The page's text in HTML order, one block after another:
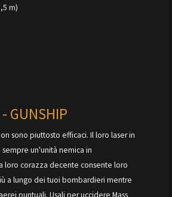
m)
- GUNSHIP
sono piuttosto efficaci. Il loro laser in
un'unità nemica in
loro corazza decente consente loro
a lungo dei tuoi bombardieri mentre
puntuali. Usali per uccidere Mass